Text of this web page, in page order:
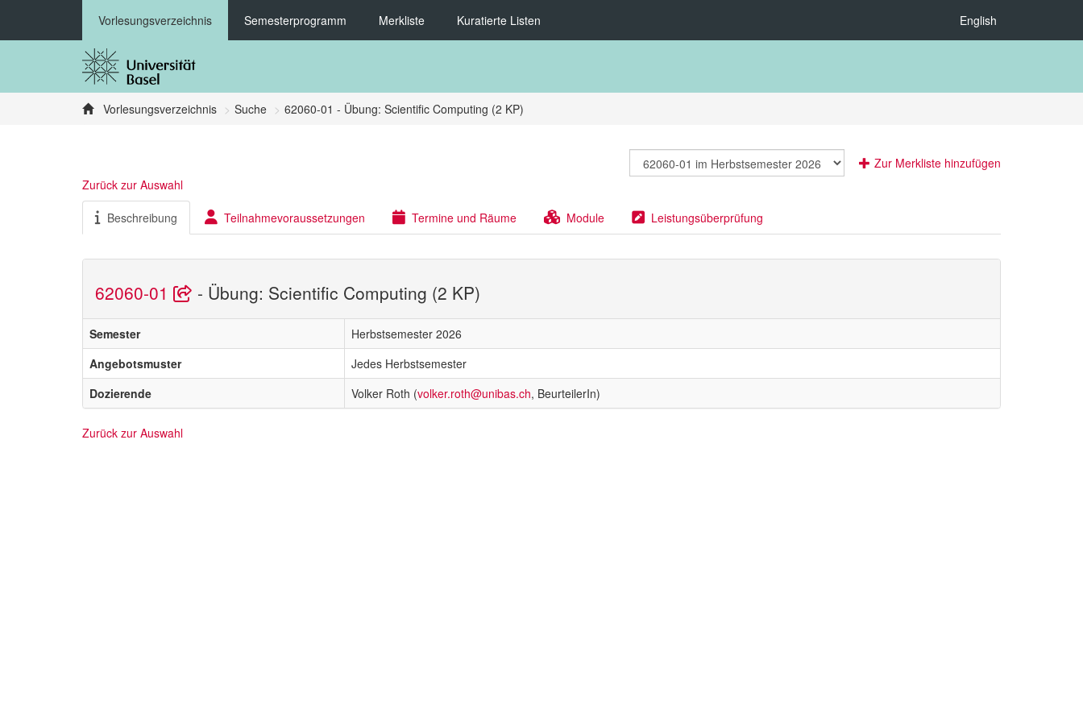
Vorlesungsverzeichnis Semesterprogramm Merkliste Kuratierte Listen English
Vorlesungsverzeichnis Suche 62060-01 - Übung: Scientific Computing (2 KP)
Zur Merkliste hinzufügen
Zurück zur Auswahl
Beschreibung Teilnahmevoraussetzungen Termine und Räume Module Leistungsüberprüfung
62060-01 - Übung: Scientific Computing (2 KP)
Semester
Herbstsemester 2026
Angebotsmuster
Jedes Herbstsemester
Dozierende
Volker Roth (volker.roth@unibas.ch, BeurteilerIn)
Zurück zur Auswahl